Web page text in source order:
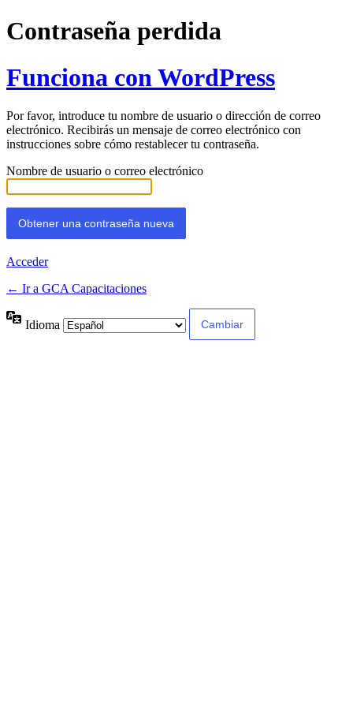
Contraseña perdida
Funciona con WordPress
Por favor, introduce tu nombre de usuario o dirección de correo
electrónico. Recibirás un mensaje de correo electrónico con
instrucciones sobre cómo restablecer tu contraseña.
Nombre de usuario o correo electrónico
Acceder
← Ir a GCA Capacitaciones
Idioma